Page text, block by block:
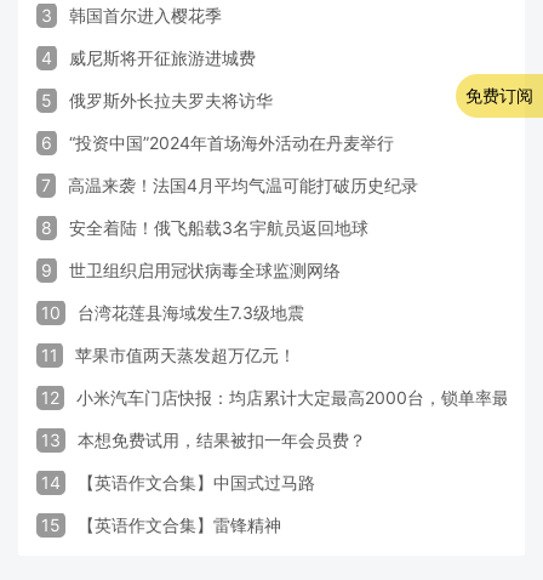
3 韩国首尔进入樱花季
4 威尼斯将开征旅游进城费
5 俄罗斯外长拉夫罗夫将访华
6 “投资中国”2024年首场海外活动在丹麦举行
7 高温来袭！法国4月平均气温可能打破历史纪录
8 安全着陆！俄飞船载3名宇航员返回地球
9 世卫组织启用冠状病毒全球监测网络
10 台湾花莲县海域发生7.3级地震
11 苹果市值两天蒸发超万亿元！
12 小米汽车门店快报：均店累计大定最高2000台，锁单率最高
13 本想免费试用，结果被扣一年会员费？
14 【英语作文合集】中国式过马路
15 【英语作文合集】雷锋精神
免费订阅